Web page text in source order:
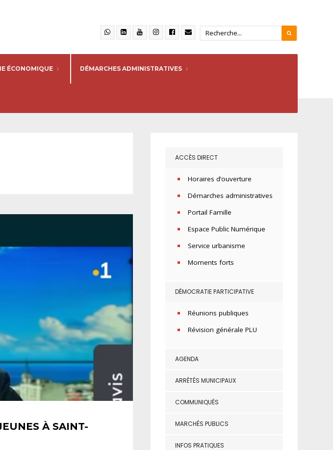
ÉCONOMIQUE DÉMARCHES ADMINISTRATIVES
À SAINT-
ACCÈS DIRECT
Horaires d’ouverture
Démarches administratives
Portail Famille
Espace Public Numérique
Service urbanisme
Moments forts
DÉMOCRATIE PARTICIPATIVE
Réunions publiques
Révision générale PLU
AGENDA
ARRÊTÉS MUNICIPAUX
COMMUNIQUÉS
MARCHÉS PUBLICS
INFOS PRATIQUES